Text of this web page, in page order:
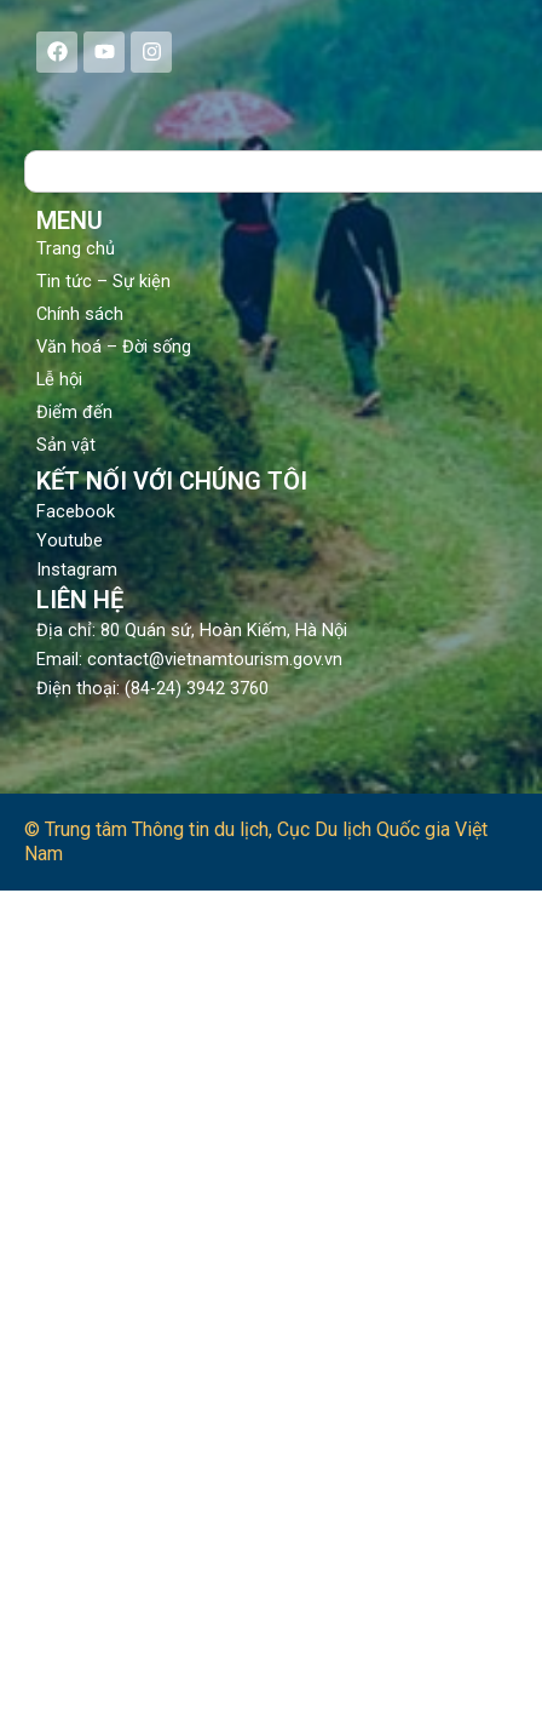
F
a
c
e
b
o
Y
o
u
t
u
b
I
n
s
a
g
Search
MENU
Trang chủ
Tin tức – Sự kiện
Chính sách
Văn hoá – Đời sống
Lễ hội
Điểm đến
Sản vật
KẾT NỐI VỚI CHÚNG TÔI
Facebook
Youtube
Instagram
LIÊN HỆ
Địa chỉ: 80 Quán sứ, Hoàn Kiếm, Hà Nội
Email: contact@vietnamtourism.gov.vn
Điện thoại: (84-24) 3942 3760
© Trung tâm Thông tin du lịch​, Cục Du lịch Quốc gia Việt
Nam